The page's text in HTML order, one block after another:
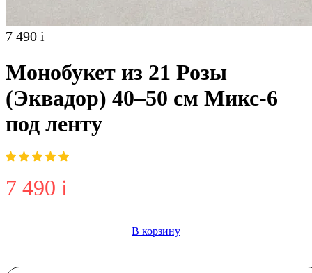
7 490 i
Монобукет из 21 Розы
(Эквадор) 40–50 см Микс-6
под ленту
7 490 i
В корзину